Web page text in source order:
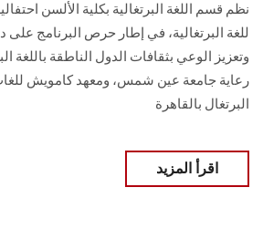
سجل الان
نظم قسم اللغة البرتغالية بكلية الألسن
للغة البرتغالية، في إطار حرص البرنامج على
وتعزيز الوعي بثقافات الدول الناطقة باللغة
رعاية جامعة عين شمس، ومعهد كامويش
البرتغال بالقاهرة
اقرأ المزيد